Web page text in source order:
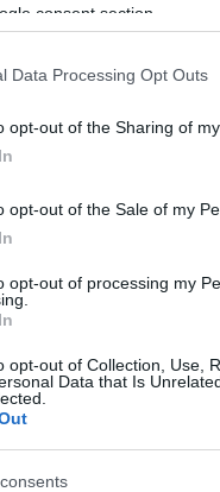
consent section.
Data Processing Opt Outs
opt-out of the Sharing of
opt-out of the Sale of my
opt-out of processing my
opt-out of Collection, Use,
Data that Is
LCI - Libra
420 εκατ. από
προμήθεια
Γιώργος
24-05-2024 19:21
Libra Group
Newsroom